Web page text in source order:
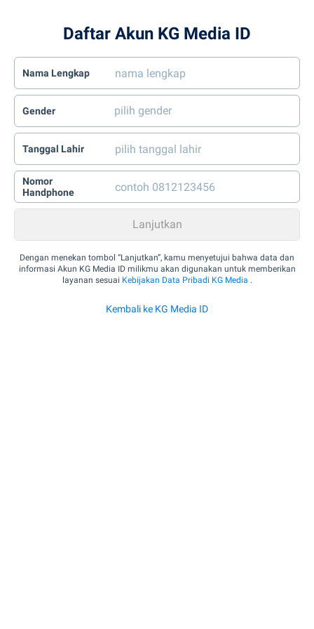
Daftar Akun KG Media ID
Nama Lengkap
Gender
Tanggal Lahir
Nomor
Handphone
Dengan menekan tombol “Lanjutkan”, kamu menyetujui bahwa data dan
informasi Akun KG Media ID milikmu akan digunakan untuk memberikan
layanan sesuai Kebijakan Data Pribadi KG Media .
Kembali ke KG Media ID